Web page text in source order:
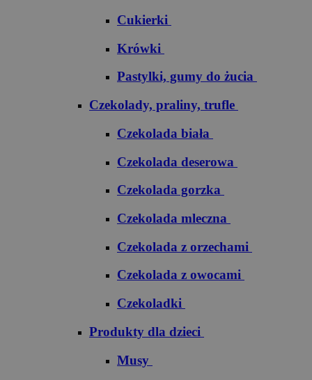
Cukierki
Krówki
Pastylki, gumy do żucia
Czekolady, praliny, trufle
Czekolada biała
Czekolada deserowa
Czekolada gorzka
Czekolada mleczna
Czekolada z orzechami
Czekolada z owocami
Czekoladki
Produkty dla dzieci
Musy